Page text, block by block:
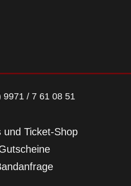
9971 / 7 61 08 51
und Ticket-Shop